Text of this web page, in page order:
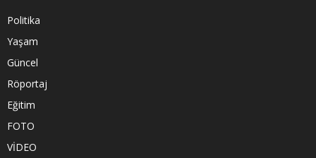
Politika
Yaşam
Güncel
Röportaj
Eğitim
FOTO
VİDEO